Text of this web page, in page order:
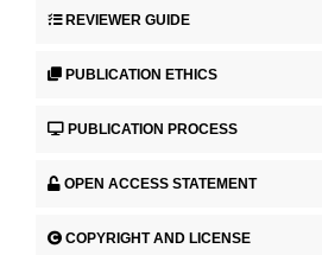
REVIEWER GUIDE
PUBLICATION ETHICS
PUBLICATION PROCESS
OPEN ACCESS STATEMENT
COPYRIGHT AND LICENSE